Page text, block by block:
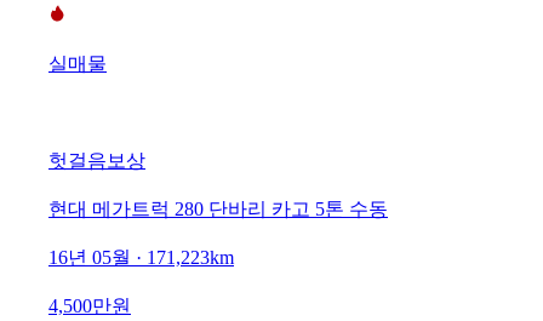
실매물
헛걸음보상
현대 메가트럭 280 단바리 카고 5톤 수동
16년 05월 · 171,223km
4,500만원